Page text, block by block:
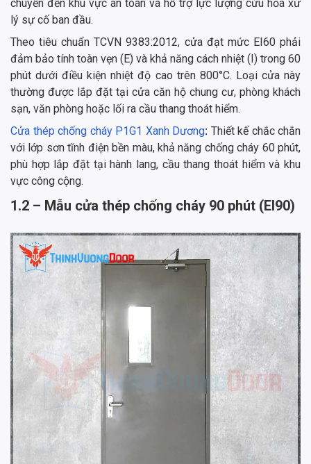
chuyển đến khu vực an toàn và hỗ trợ lực lượng cứu hỏa xử
lý sự cố ban đầu.
Theo tiêu chuẩn TCVN 9383:2012, cửa đạt mức EI60 phải
đảm bảo tính toàn vẹn (E) và khả năng cách nhiệt (I) trong 60
phút dưới điều kiện nhiệt độ cao trên 800°C. Loại cửa này
thường được lắp đặt tại cửa căn hộ chung cư, phòng khách
sạn, văn phòng hoặc lối ra cầu thang thoát hiểm.
Cửa thép chống cháy P1G1 Xanh Dương: Thiết kế chắc chắn
với lớp sơn tĩnh điện bền màu, khả năng chống cháy 60 phút,
phù hợp lắp đặt tại hành lang, cầu thang thoát hiểm và khu
vực công cộng.
1.2 – Mẫu cửa thép chống cháy 90 phút (EI90)